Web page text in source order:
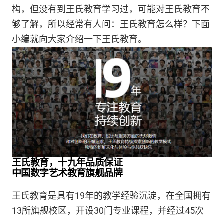
构，但没有到王氏教育学习过，可能对王氏教育不
够了解，所以经常有人问：王氏教育怎么样？下面
小编就向大家介绍一下王氏教育。
王氏教育，十九年品质保证
中国数字艺术教育旗舰品牌
王氏教育是具有19年的教学经验沉淀，在全国拥有
13所旗舰校区，开设30门专业课程，并经过45次